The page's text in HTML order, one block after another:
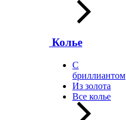
Колье
С
бриллиантом
Из золота
Все колье